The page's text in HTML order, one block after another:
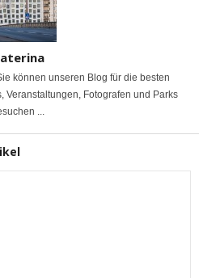
können unseren Blog für die besten
Veranstaltungen, Fotografen und Parks
...